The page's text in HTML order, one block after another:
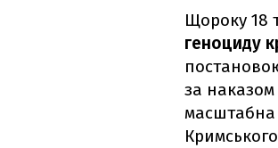
Щороку 18
геноциду
за
масштабна